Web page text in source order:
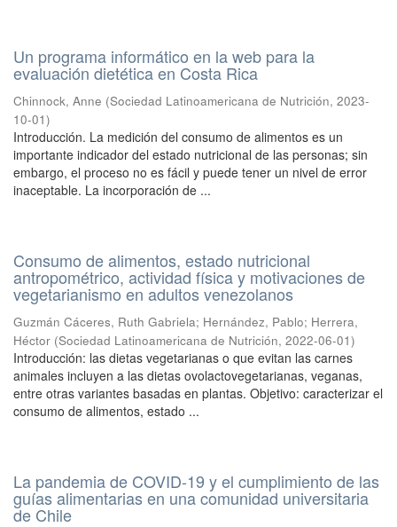
Un programa informático en la web para la
evaluación dietética en Costa Rica
Chinnock, Anne (Sociedad Latinoamericana de Nutrición, 2023-
10-01)
Introducción. La medición del consumo de alimentos es un
importante indicador del estado nutricional de las personas; sin
embargo, el proceso no es fácil y puede tener un nivel de error
inaceptable. La incorporación de ...
Consumo de alimentos, estado nutricional
antropométrico, actividad física y motivaciones de
vegetarianismo en adultos venezolanos
Guzmán Cáceres, Ruth Gabriela; Hernández, Pablo; Herrera,
Héctor (Sociedad Latinoamericana de Nutrición, 2022-06-01)
Introducción: las dietas vegetarianas o que evitan las carnes
animales incluyen a las dietas ovolactovegetarianas, veganas,
entre otras variantes basadas en plantas. Objetivo: caracterizar el
consumo de alimentos, estado ...
La pandemia de COVID-19 y el cumplimiento de las
guías alimentarias en una comunidad universitaria
de Chile